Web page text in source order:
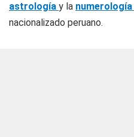
astrología y la numerología
nacionalizado peruano.